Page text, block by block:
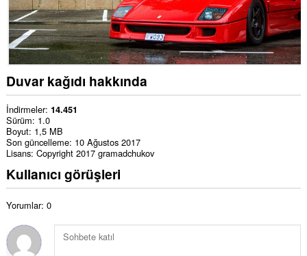
Duvar kağıdı hakkında
İndirmeler 14.451
Sürüm 1.0
Boyut 1,5 MB
Son güncelleme 10 Ağustos 2017
Lisans Copyright 2017 gramadchukov
Kullanıcı görüşleri
Yorumlar: 0